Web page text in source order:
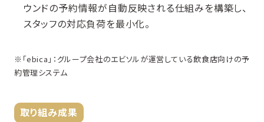
ウンドの予約情報が自動反映される仕組みを構築し、
スタッフの対応負荷を最小化。
※「ebica」：グループ会社のエビソルが運営している飲食店向けの予
約管理システム
取り組み成果